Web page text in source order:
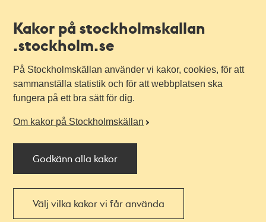
Kakor på stockholmskallan
.stockholm.se
På Stockholmskällan använder vi kakor, cookies, för att
sammanställa statistik och för att webbplatsen ska
fungera på ett bra sätt för dig.
Om kakor på Stockholmskällan
Godkänn alla kakor
Välj vilka kakor vi får använda